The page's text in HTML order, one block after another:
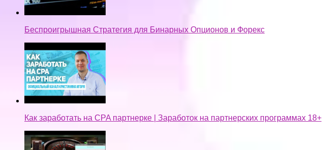
Беспроигрышная Стратегия для Бинарных Опционов и Форекс
Как заработать на CPA партнерке | Заработок на партнерских программах 18+